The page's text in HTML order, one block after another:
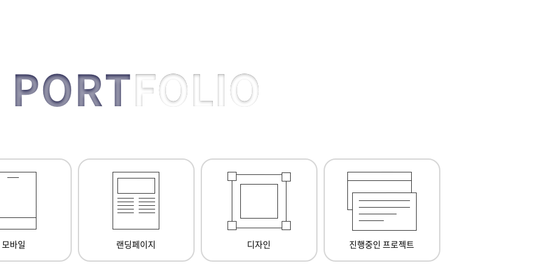
PORTFOLIO
모바일 랜딩페이지 디자인 진행중인 프로젝트